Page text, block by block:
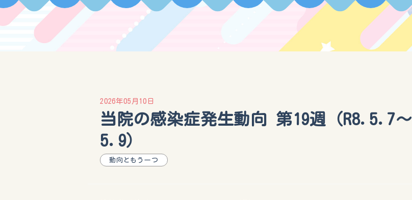
2026年05月10日
当院の感染症発生動向 第19週（R8.5.7〜
5.9）
動向ともう一つ